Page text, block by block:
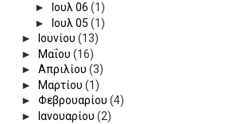
►
Ιουλ 06 (1)
►
Ιουλ 05 (1)
►
Ιουνίου (13)
►
Μαΐου (16)
► Απριλίου (3)
►
Μαρτίου (1)
► Φεβρουαρίου (4)
►
Ιανουαρίου (2)